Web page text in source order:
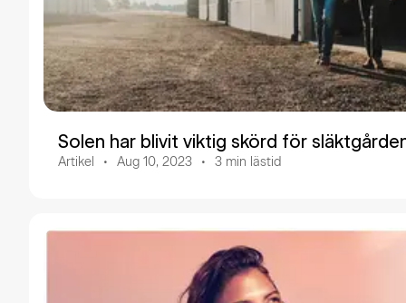
Solen har blivit viktig skörd för
Artikel Aug 10, 2023 3 min lästid